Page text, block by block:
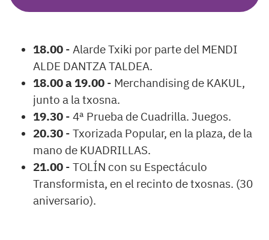
18.00 - Alarde Txiki por parte del MENDI
ALDE DANTZA TALDEA.
18.00 a 19.00 - Merchandising de KAKUL,
junto a la txosna.
19.30 - 4ª Prueba de Cuadrilla. Juegos.
20.30 - Txorizada Popular, en la plaza, de la
mano de KUADRILLAS.
21.00 - TOLÍN con su Espectáculo
Transformista, en el recinto de txosnas. (30
aniversario).